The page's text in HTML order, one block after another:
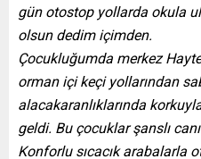
gün otostop yollarda okula
olsun dedim içimden.
Çocukluğumda merkez
orman içi keçi yollarından
alacakaranlıklarında
geldi. Bu çocuklar şanslı
Konforlu sıcacık arabalarla